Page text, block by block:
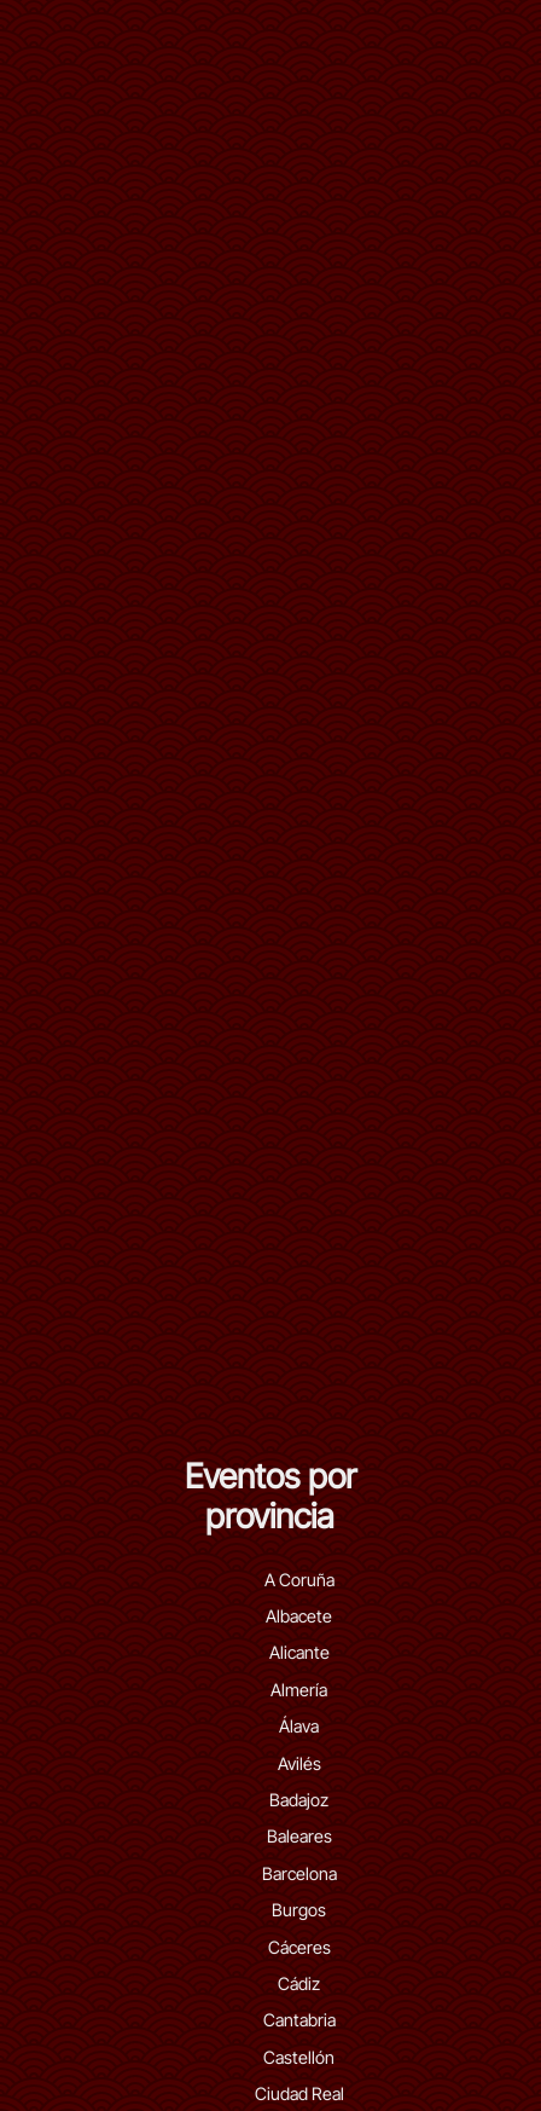
Eventos por
provincia
A Coruña
Albacete
Alicante
Almería
Álava
Avilés
Badajoz
Baleares
Barcelona
Burgos
Cáceres
Cádiz
Cantabria
Castellón
Ciudad Real